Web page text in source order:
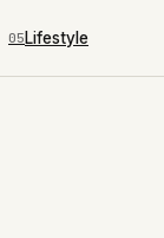
05 Lifestyle